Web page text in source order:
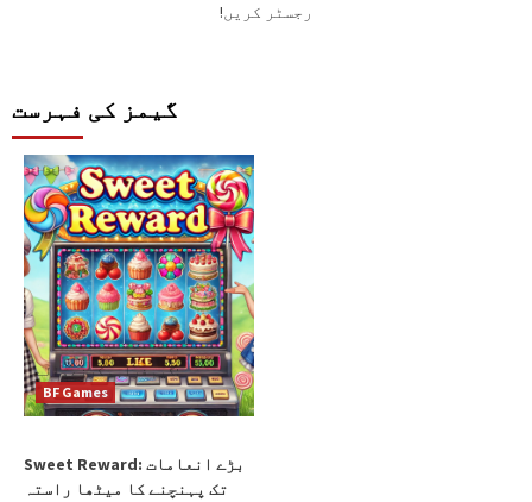
!رجسٹر کریں
گیمز کی فہرست
گیم فراہم کرنے والے:
BF Games
Sweet Reward: بڑے انعامات
تک پہنچنے کا میٹھا راستہ